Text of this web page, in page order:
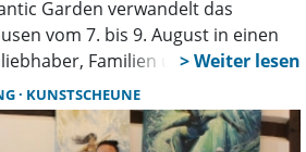
Garden verwandelt das
vom 7. bis 9. August in einen
Familien und Genießer.
Live-Musik, Parkführungen,
Mitmachaktionen sorgen
Sommerwochenende.
KUNSTSCHEUNE